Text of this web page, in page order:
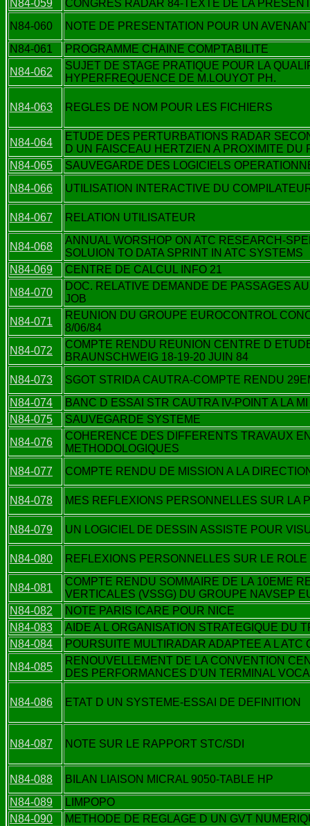
N84-059
CONGRES RADAR 84-TEXTE DE LA
N84-060
NOTE DE PRESENTATION POUR UN
N84-061
PROGRAMME CHAINE COMPTABILITE
N84-062
SUJET DE STAGE PRATIQUE POUR LA
HYPERFREQUENCE DE M.LOUYOT PH.
N84-063 REGLES DE NOM POUR LES FICHIERS
N84-064
ETUDE DES PERTURBATIONS RADAR
D UN FAISCEAU HERTZIEN A PROXIMITE DU
N84-065
SAUVEGARDE DES LOGICIELS
N84-066
UTILISATION INTERACTIVE DU
N84-067 RELATION UTILISATEUR
N84-068
ANNUAL WORSHOP ON ATC RESEARCH-
SOLUION TO DATA SPRINT IN ATC SYSTEMS
N84-069
CENTRE DE CALCUL INFO 21
N84-070
DOC. RELATIVE DEMANDE DE PASSAGES
JOB
N84-071
REUNION DU GROUPE EUROCONTROL
8/06/84
N84-072
COMPTE RENDU REUNION CENTRE D
BRAUNSCHWEIG 18-19-20 JUIN 84
N84-073
SGOT STRIDA CAUTRA-COMPTE RENDU
N84-074
BANC D ESSAI STR CAUTRA IV-POINT A LA
N84-075
SAUVEGARDE SYSTEME
N84-076
COHERENCE DES DIFFERENTS TRAVAUX
METHODOLOGIQUES
N84-077
COMPTE RENDU DE MISSION A LA
N84-078 MES REFLEXIONS PERSONNELLES SUR LA
N84-079 UN LOGICIEL DE DESSIN ASSISTE POUR
N84-080 REFLEXIONS PERSONNELLES SUR LE
N84-081
COMPTE RENDU SOMMAIRE DE LA 10EME
VERTICALES (VSSG) DU GROUPE NAVSEP
N84-082
NOTE PARIS ICARE POUR NICE
N84-083
AIDE A L ORGANISATION STRATEGIQUE DU
N84-084
POURSUITE MULTIRADAR ADAPTEE A L ATC
N84-085
RENOUVELLEMENT DE LA CONVENTION
DES PERFORMANCES D'UN TERMINAL
N84-086 ETAT D UN SYSTEME-ESSAI DE DEFINITION
N84-087 NOTE SUR LE RAPPORT STC/SDI
N84-088
BILAN LIAISON MICRAL 9050-TABLE HP
N84-089
LIMPOPO
N84-090
METHODE DE REGLAGE D UN GVT